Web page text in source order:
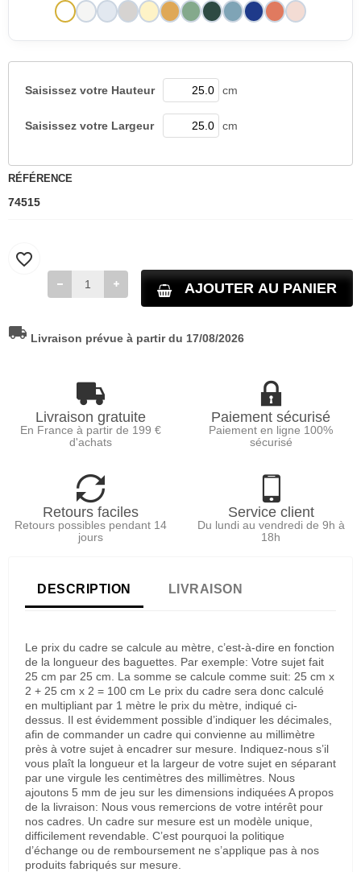
Saisissez votre Hauteur cm
Saisissez votre Largeur cm
RÉFÉRENCE
74515
AJOUTER AU PANIER
favorite_border
local_shipping Livraison prévue à partir du 17/08/2026
Livraison gratuite
En France à partir de 199 €
d'achats
Paiement sécurisé
Paiement en ligne 100%
sécurisé
Retours faciles
Retours possibles pendant 14
jours
Service client
Du lundi au vendredi de 9h à
18h
DESCRIPTION LIVRAISON
Le prix du cadre se calcule au mètre, c’est-à-dire en fonction
de la longueur des baguettes. Par exemple: Votre sujet fait
25 cm par 25 cm. La somme se calcule comme suit: 25 cm x
2 + 25 cm x 2 = 100 cm Le prix du cadre sera donc calculé
en multipliant par 1 mètre le prix du mètre, indiqué ci-
dessus. Il est évidemment possible d’indiquer les décimales,
afin de commander un cadre qui convienne au millimètre
près à votre sujet à encadrer sur mesure. Indiquez-nous s’il
vous plaît la longueur et la largeur de votre sujet en séparant
par une virgule les centimètres des millimètres. Nous
ajoutons 5 mm de jeu sur les dimensions indiquées A propos
de la livraison: Nous vous remercions de votre intérêt pour
nos cadres. Un cadre sur mesure est un modèle unique,
difficilement revendable. C’est pourquoi la politique
d’échange ou de remboursement ne s’applique pas à nos
produits fabriqués sur mesure.